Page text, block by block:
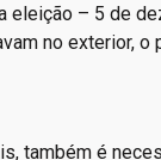
eleição – 5 de
no exterior,
também é